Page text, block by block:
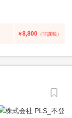
￥8,800 （非課税）